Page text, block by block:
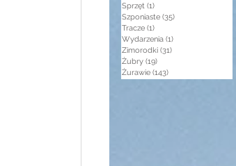
Sprzęt (1)
Szponiaste (35)
Tracze (1)
Wydarzenia (1)
Zimorodki (31)
Żubry (19)
Żurawie (143)